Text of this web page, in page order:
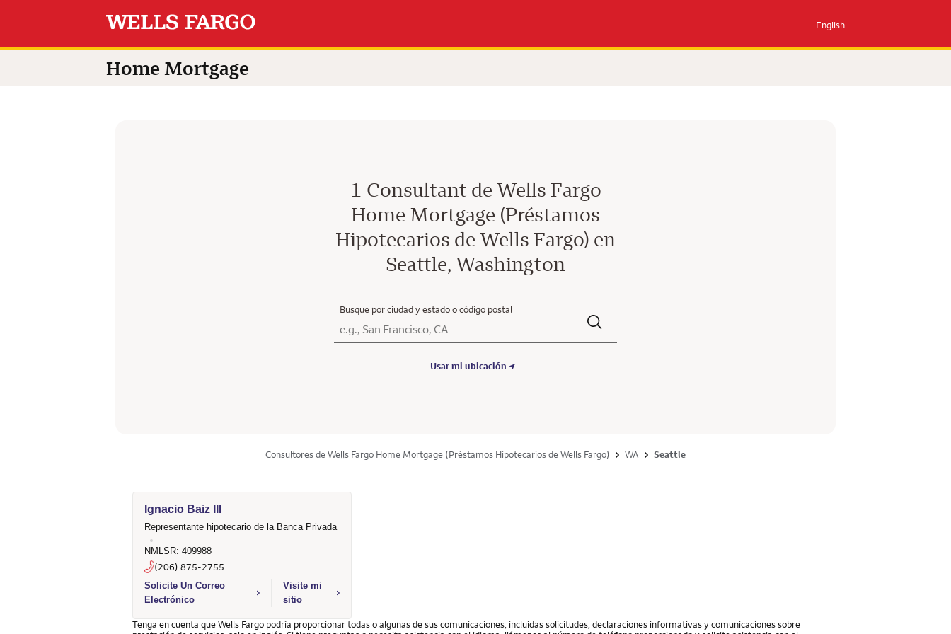
English
Home Mortgage
1 Consultant de Wells Fargo
Home Mortgage (Préstamos
Hipotecarios de Wells Fargo) en
Seattle, Washington
Busque por ciudad y estado o código postal
Ciudad, Estado/Provincia, Código postal o Ciudad y País
Submit a search.
Usar mi ubicación
Consultores de Wells Fargo Home Mortgage (Préstamos Hipotecarios de Wells Fargo) WA Seattle
Ignacio Baiz III
Representante hipotecario de la Banca Privada
NMLSR: 409988
(206) 875-2755
Solicite Un Correo
Electrónico
Select to send email to Ignacio Baiz III - 409988 - Wells Fargo Home Mortgage
Visite mi
sitio
Tenga en cuenta que Wells Fargo podría proporcionar todas o algunas de sus comunicaciones, incluidas solicitudes, declaraciones informativas y comunicaciones sobre